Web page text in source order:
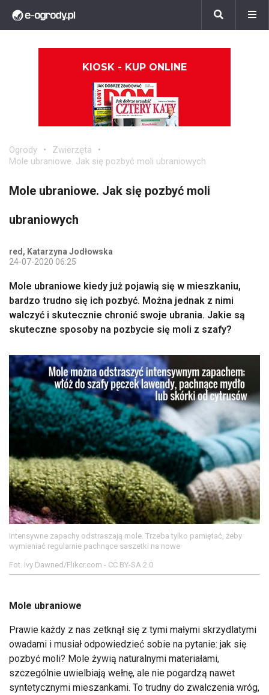
KIOSK - KUP ONLINE
Ogrody
Zwierzęta
Mole ubraniowe. Jak się pozbyć moli ubraniowych
Mole ubraniowe. Jak się pozbyć moli
ubraniowych
red, Katarzyna Jodłowska
24-07-2020 06:25
Mole ubraniowe kiedy już pojawią się w mieszkaniu,
bardzo trudno się ich pozbyć. Można jednak z nimi
walczyć i skutecznie chronić swoje ubrania. Jakie są
skuteczne sposoby na pozbycie się moli z szafy?
Intensywne zapachy odstraszają mole. Trzeba tylko pamiętać, żeby
wymieniać regularnie pachnące saszetki na nowe
Fot. Ivy Dawned/Flikcr.com - CC BY-SA 2.0
Mole ubraniowe
Prawie każdy z nas zetknął się z tymi małymi skrzydlatymi
owadami i musiał odpowiedzieć sobie na pytanie: jak się
pozbyć moli? Mole żywią naturalnymi materiałami,
szczególnie uwielbiają wełnę, ale nie pogardzą nawet
syntetycznymi mieszankami. To trudny do zwalczenia wróg,